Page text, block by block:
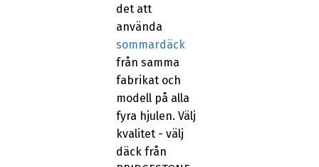
det att
använda
sommardäck
från samma
fabrikat och
modell på alla
fyra hjulen. Välj
kvalitet - välj
däck från